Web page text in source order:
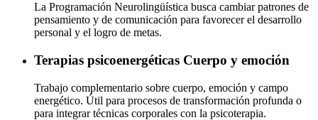
La Programación Neurolingüística busca cambiar patrones de
pensamiento y de comunicación para favorecer el desarrollo
personal y el logro de metas.
Terapias psicoenergéticas Cuerpo y emoción
Trabajo complementario sobre cuerpo, emoción y campo
energético. Útil para procesos de transformación profunda o
para integrar técnicas corporales con la psicoterapia.